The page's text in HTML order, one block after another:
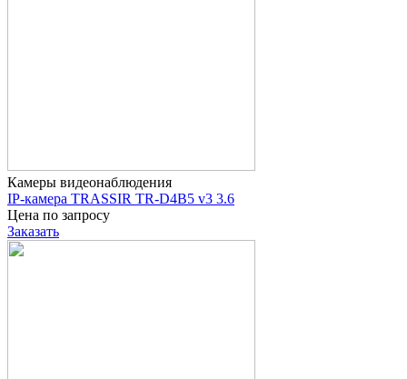
Камеры видеонаблюдения
IP-камера TRASSIR TR-D4B5 v3 3.6
Цена по запросу
Заказать